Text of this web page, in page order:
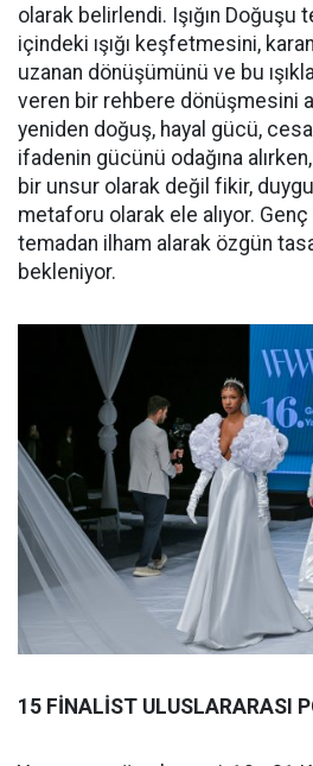
olarak belirlendi. Işığın Doğuşu
içindeki ışığı keşfetmesini,
uzanan dönüşümünü ve bu
veren bir rehbere dönüşmesini
yeniden doğuş, hayal gücü,
ifadenin gücünü odağına alırken,
bir unsur olarak değil fikir,
metaforu olarak ele alıyor. Genç
temadan ilham alarak özgün
bekleniyor.
15 FİNALİST ULUSLARARASI